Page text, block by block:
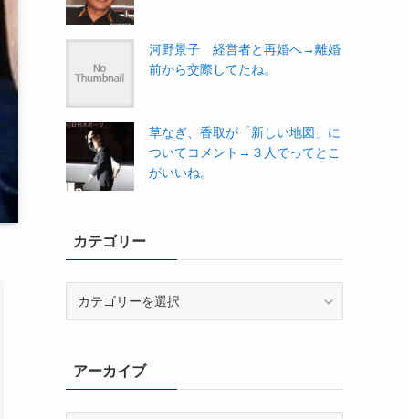
河野景子 経営者と再婚へ→離婚
前から交際してたね。
草なぎ、香取が「新しい地図」に
ついてコメント→３人でってとこ
がいいね。
カテゴリー
ーアーカイブ